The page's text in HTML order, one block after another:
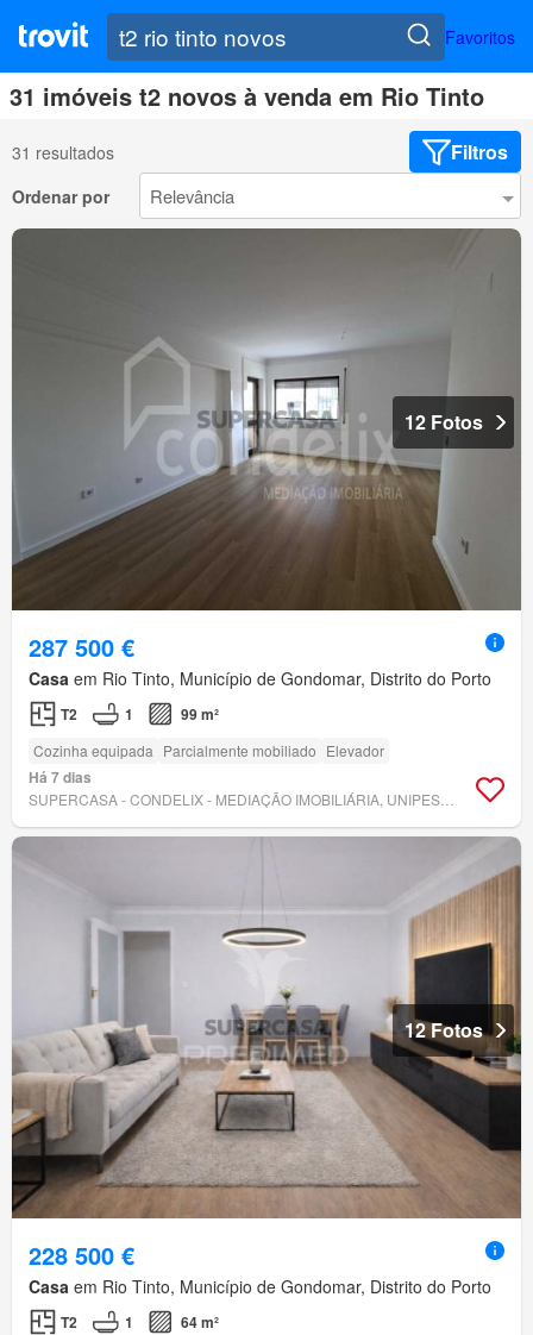
Favoritos
31 imóveis t2 novos à venda em Rio Tinto
31 resultados Filtros
Ordenar por
12 Fotos
287 500 €
Casa em Rio Tinto, Município de Gondomar, Distrito do Porto
T2 1 99 m²
Cozinha equipada Parcialmente mobiliado Elevador
Há 7 dias
12 Fotos
228 500 €
Casa em Rio Tinto, Município de Gondomar, Distrito do Porto
T2 1 64 m²